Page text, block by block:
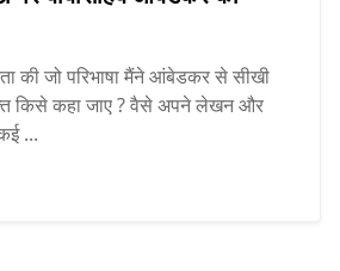
की जो परिभाषा मैंने आंबेडकर से सीखी
किसे कहा जाए ? वैसे अपने लेखन और
...